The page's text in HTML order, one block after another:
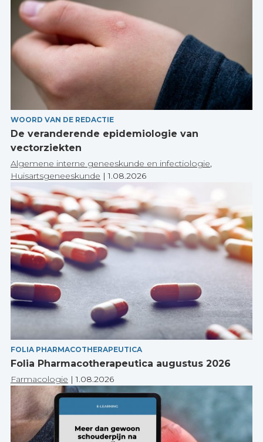
WOORD VAN DE REDACTIE
De veranderende epidemiologie van
vectorziekten
Algemene interne geneeskunde en infectiologie,
Huisartsgeneeskunde |1.08.2026
FOLIA PHARMACOTHERAPEUTICA
Folia Pharmacotherapeutica augustus 2026
Farmacologie |1.08.2026